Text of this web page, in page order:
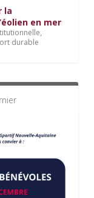
la
en mer
,
durable